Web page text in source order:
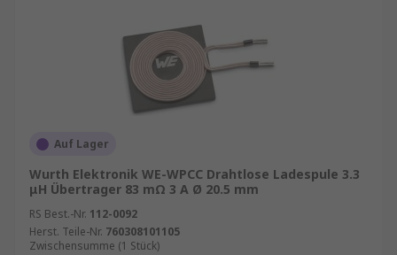
Auf Lager
Wurth Elektronik WE-WPCC Drahtlose Ladespule 3.3
μH Übertrager 83 mΩ 3 A Ø 20.5 mm
RS Best.-Nr. 112-0092
Herst. Teile-Nr. 760308101105
Zwischensumme (1 Stück)